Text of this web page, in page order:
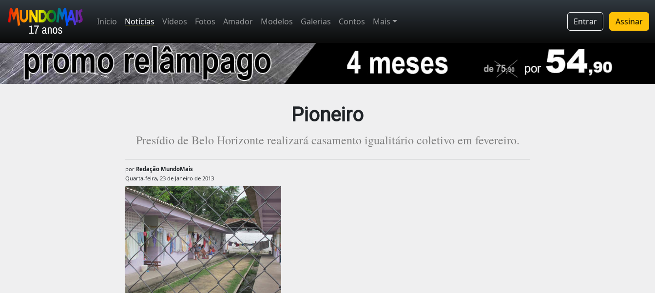
Início Notícias Vídeos Fotos Amador Modelos Galerias Contos Mais Entrar Assinar
Pioneiro
Presídio de Belo Horizonte realizará casamento igualitário coletivo em fevereiro.
por Redação MundoMais
Quarta-feira, 23 de Janeiro de 2013